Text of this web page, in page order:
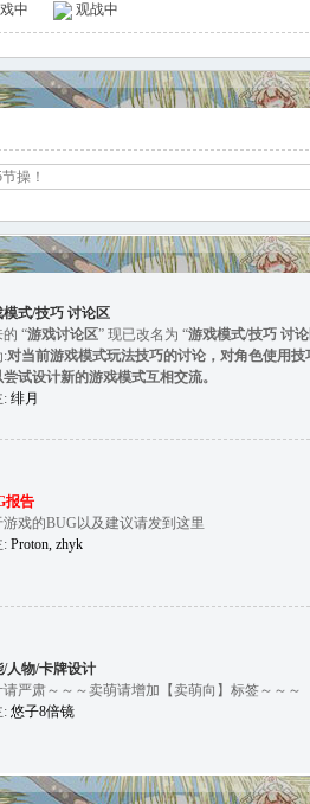
戏中 观战中
模式/技巧 讨论区
的 “游戏讨论区” 现已改名为 “游戏模式/技巧 讨
:对当前游戏模式玩法技巧的讨论，对角色使用技
试设计新的游戏模式互相交流。
: 绯月
报告
游戏的BUG以及建议请发到这里
: Proton, zhyk
/人物/卡牌设计
请严肃～～～卖萌请增加【卖萌向】标签～～～
: 悠子8倍镜